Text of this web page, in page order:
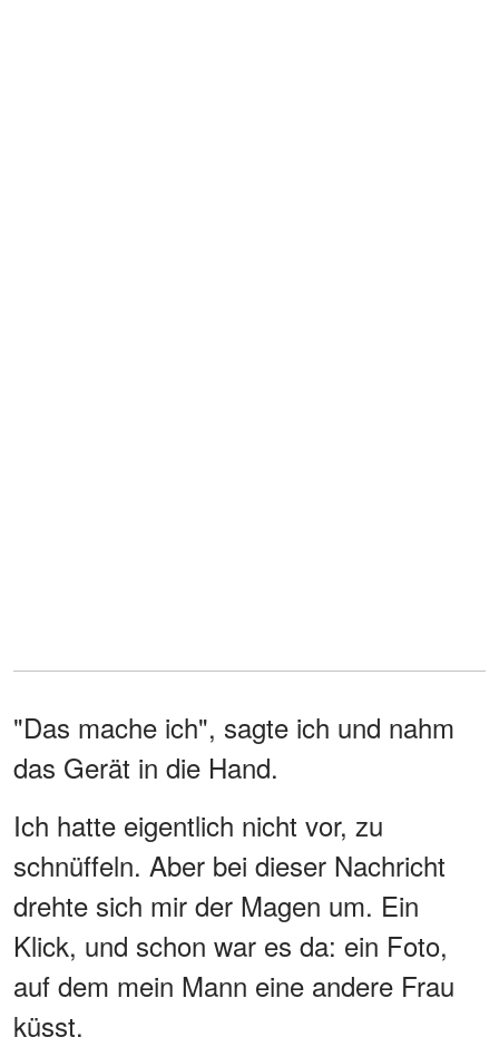
"Das mache ich", sagte ich und nahm
das Gerät in die Hand.
Ich hatte eigentlich nicht vor, zu
schnüffeln. Aber bei dieser Nachricht
drehte sich mir der Magen um. Ein
Klick, und schon war es da: ein Foto,
auf dem mein Mann eine andere Frau
küsst.